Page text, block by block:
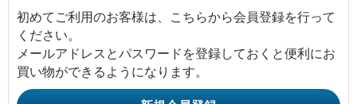
初めてご利用のお客様は、こちらから会員登録を行って
ください。
メールアドレスとパスワードを登録しておくと便利にお
買い物ができるようになります。